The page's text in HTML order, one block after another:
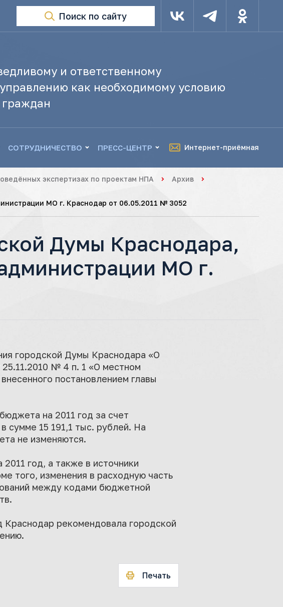
Поиск по сайту
и ответственному
как необходимому условию
СОТРУДНИЧЕСТВО ПРЕСС-ЦЕНТР Интернет-приёмная
экспертизах по проектам НПА
Архив
МО г. Краснодар от 06.05.2011 № 3052
Думы Краснодара,
МО г.
городской Думы Краснодара «О
№ 4 п. 1 «О местном
постановлением главы
на 2011 год за счет
сумме 15 191,1 тыс. рублей. На
не изменяются.
год, а также в источники
того, изменения в расходную часть
между кодами бюджетной
Краснодар рекомендовала городской
Печать